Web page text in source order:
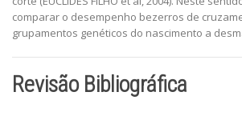
comparar o desempenho bezerros de
grupamentos genéticos do nascimento a
Revisão Bibliográfica